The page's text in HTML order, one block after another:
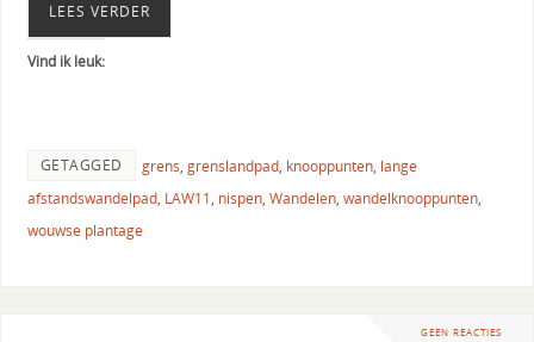
LEES VERDER
Vind ik leuk:
GETAGGED grens, grenslandpad, knooppunten, lange
afstandswandelpad, LAW11, nispen, Wandelen, wandelknooppunten,
wouwse plantage
GEEN REACTIES